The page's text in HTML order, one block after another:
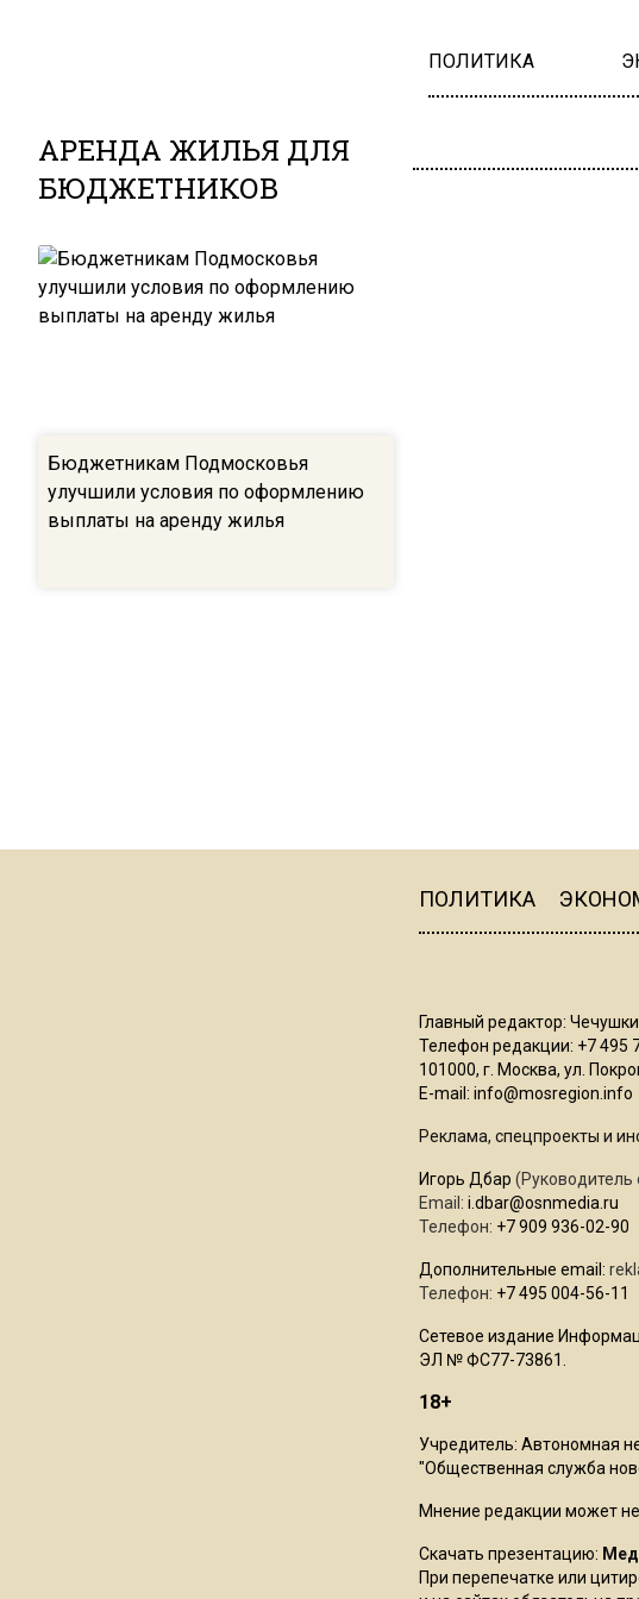
ПОЛИТИКА
АРЕНДА ЖИЛЬЯ ДЛЯ
БЮДЖЕТНИКОВ
Бюджетникам Подмосковья
улучшили условия по оформлению
выплаты на аренду жилья
ПОЛИТИКА
Главный редактор:
Телефон редакции: +7 495
101000, г. Москва, ул.
E-mail: info@mosregion.info
Реклама, спецпроекты и
Игорь Дбар
Email: i.dbar@osnmedia.ru
Телефон: +7 909 936-02-90
Дополнительные email:
Телефон: +7 495 004-56-11
Сетевое издание
ЭЛ № ФС77-73861.
18+
Учредитель: Автономная
"Общественная служба
Мнение редакции может
Скачать презентацию:
При перепечатке или